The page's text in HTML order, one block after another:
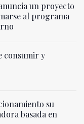
un proyecto
al programa
consumir y
su
basada en